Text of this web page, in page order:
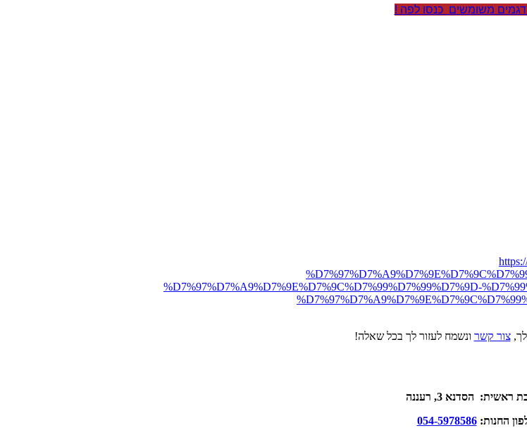
דגמים משומשים כנסו לפה !
%D7%97%D7%A9%D7%9E%D7%9C%D7%99%D7%99%D7%9D-
צור קשר ונשמח לעזור לך בכל שאלה!
ראשית: הסדנא 3, רעננה
החנות:054-5978586